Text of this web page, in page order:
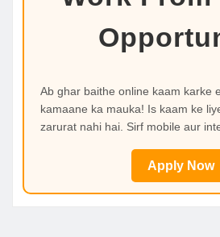
Ab ghar baithe online kaam karke
kamaane ka mauka! Is kaam ke
zarurat nahi hai. Sirf mobile aur
Apply Now